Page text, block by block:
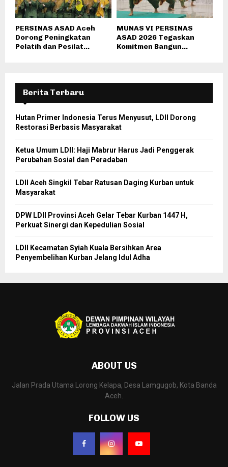
PERSINAS ASAD Aceh
Dorong Peningkatan
Pelatih dan Pesilat...
MUNAS VI PERSINAS
ASAD 2026 Tegaskan
Komitmen Bangun...
Berita Terbaru
Hutan Primer Indonesia Terus Menyusut, LDII Dorong
Restorasi Berbasis Masyarakat
Ketua Umum LDII: Haji Mabrur Harus Jadi Penggerak
Perubahan Sosial dan Peradaban
LDII Aceh Singkil Tebar Ratusan Daging Kurban untuk
Masyarakat
DPW LDII Provinsi Aceh Gelar Tebar Kurban 1447 H,
Perkuat Sinergi dan Kepedulian Sosial
LDII Kecamatan Syiah Kuala Bersihkan Area
Penyembelihan Kurban Jelang Idul Adha
ABOUT US
Jalan Prada Utama Lorong Kelapa, Desa Lamgugob, Kota Banda
Aceh.
FOLLOW US